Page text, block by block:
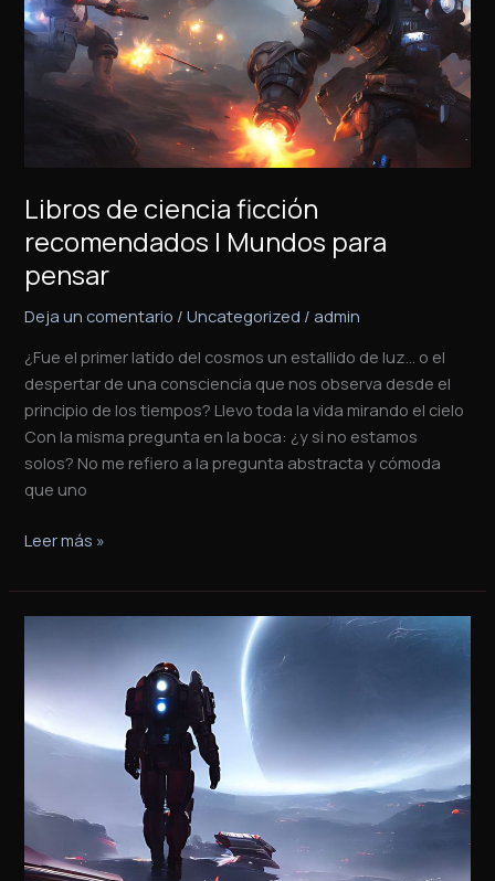
Libros de ciencia ficción
recomendados | Mundos para
pensar
Deja un comentario /Uncategorized / admin
¿Fue el primer latido del cosmos un estallido de luz… o el
despertar de una consciencia que nos observa desde el
principio de los tiempos? Llevo toda la vida mirando el cielo
Con la misma pregunta en la boca: ¿y si no estamos
solos? No me refiero a la pregunta abstracta y cómoda
que uno
|
Mundos
pensar
Leer más »
ciencia
ficción
viajes
espaciales:
estamos
solos